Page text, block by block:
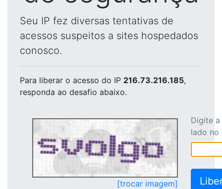
Seu IP fez diversas tentativas de
acessos suspeitos a sites hospedados
conosco.
Para liberar o acesso do IP 216.73.216.185,
responda ao desafio abaixo.
[trocar imagem]
Digite
lado no